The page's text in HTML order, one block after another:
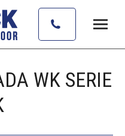
WK SERIE